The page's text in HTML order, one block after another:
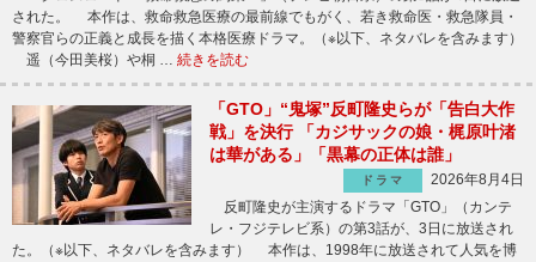
された。 本作は、救命救急医療の最前線でもがく、若き救命医・救急隊員・
警察官らの正義と成長を描く本格医療ドラマ。（※以下、ネタバレを含みます）
遥（今田美桜）や桐 … 続きを読む
「GTO」“鬼塚”反町隆史らが「告白大作
戦」を決行 「カジサックの娘・梶原叶渚
は華がある」「黒幕の正体は誰」
ドラマ
2026年8月4日
反町隆史が主演するドラマ「GTO」（カンテ
レ・フジテレビ系）の第3話が、3日に放送され
た。（※以下、ネタバレを含みます） 本作は、1998年に放送されて人気を博